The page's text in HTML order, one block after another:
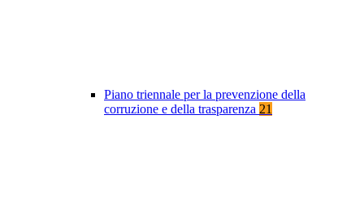
Piano triennale per la prevenzione della
corruzione e della trasparenza 21